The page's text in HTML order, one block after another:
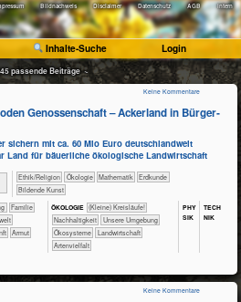
Bildnachweis Disclaimer Datenschutz AGB Intern
Inhalte-Suche Login
passende Beiträge ~
Genossenschaft – Acker­land in Bür­ger­
sichern mit ca. 60 Mio Euro deutschlandweit
Land für bäuerliche ökologische Landwirtschaft
​​​​​​​​​​Ethik/​Religion ​​​​​​​​Ökologie ​​​​​​Mathematik
​​​​​Erdkunde
Bildende Kunst
​​​​​​​​​​​Familie
Armut
ÖKO​LOGIE
​​​​​​​​​​​​​​(Kleine) Kreisläufe!
​​​​​​​​​​​​​​​Nachhaltigkeit
​​​​​​​​​​​​​Unsere Umgebung
​​​​​​​​​​​Ökosysteme
​​​​​Landwirtschaft
Artenvielfalt
PHY​
SIK
TECH​
NIK
Keine Kommentare
Keine Kommentare